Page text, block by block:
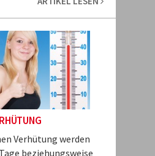
Verhütung werden
beziehungsweise